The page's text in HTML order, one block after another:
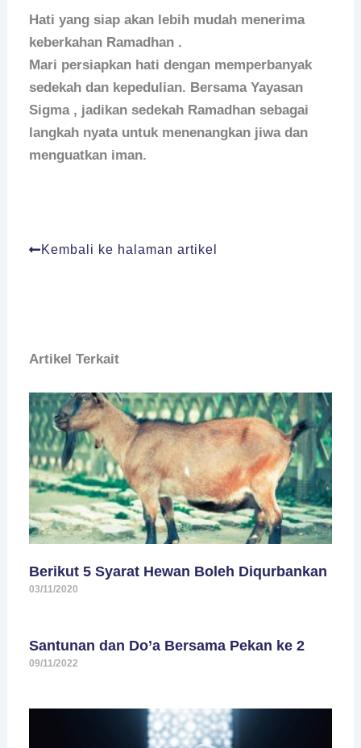
Hati yang siap akan lebih mudah menerima
keberkahan Ramadhan .
Mari persiapkan hati dengan memperbanyak
sedekah dan kepedulian. BersamaYayasan
Sigma, jadikan sedekah Ramadhan sebagai
langkah nyata untuk menenangkan jiwa dan
menguatkan iman.
Kembali ke halaman artikel
Artikel Terkait
Berikut 5 Syarat Hewan Boleh Diqurbankan
03/11/2020
Santunan dan Do’a Bersama Pekan ke 2
09/11/2022